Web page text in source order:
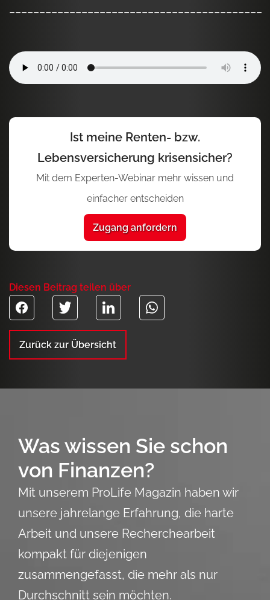
Ist meine Renten- bzw.
Lebensversicherung krisensicher?
Mit dem Experten-Webinar mehr wissen und
einfacher entscheiden
Zugang anfordern
Diesen Beitrag teilen über
Zurück zur Übersicht
Was wissen Sie schon
von Finanzen?
Mit unserem ProLife Magazin haben wir
unsere jahrelange Erfahrung, die harte
Arbeit und unsere Recherchearbeit
kompakt für diejenigen
zusammengefasst, die mehr als nur
Durchschnitt sein möchten.